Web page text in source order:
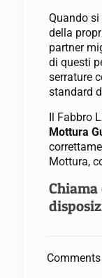
Quando
della
partner
di questi
serrature
standard
Il Fabbro
Mottura
Mottura,
Chiama